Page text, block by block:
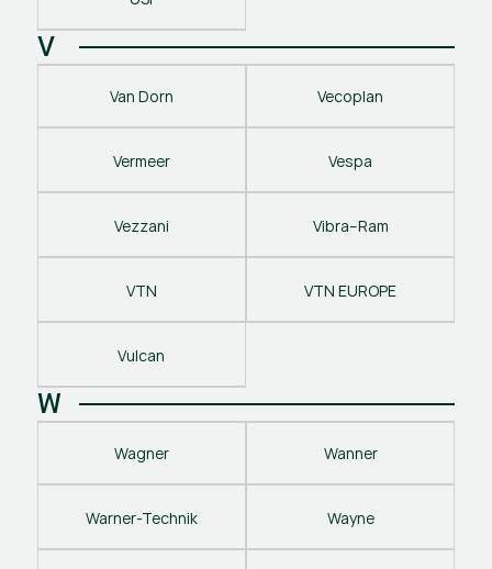
V
Van Dorn Vecoplan
Vermeer Vespa
Vezzani Vibra–Ram
VTN VTN EUROPE
Vulcan
W
Wagner Wanner
Warner-Technik Wayne